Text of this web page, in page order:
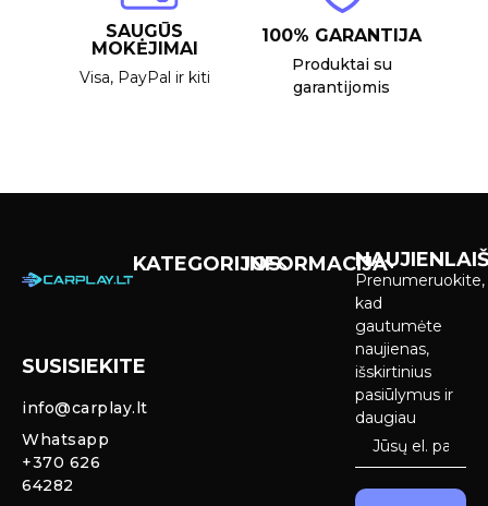
SAUGŪS
MOKĖJIMAI
Visa, PayPal ir kiti
100% GARANTIJA
Produktai su
garantijomis
SUSISIEKITE
info@carplay.lt
Whatsapp
+370 626
64282
KATEGORIJOS
galinio vaizdo
INFORMACIJA
Prenumeruokite,
kad
gautumėte
naujienas,
išskirtinius
pasiūlymus ir
daugiau